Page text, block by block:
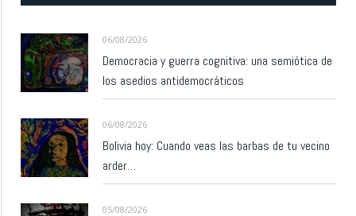
06/08/2026
Democracia y guerra cognitiva: una semiótica de
los asedios antidemocráticos
06/08/2026
Bolivia hoy: Cuando veas las barbas de tu vecino
arder…
05/08/2026